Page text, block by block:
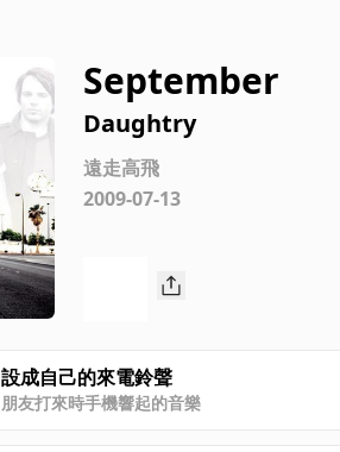
September
Daughtry
遠走高飛
2009-07-13
設成自己的來電鈴聲
朋友打來時手機響起的音樂